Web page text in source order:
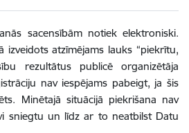
sacensībām notiek elektroniski.
izveidots atzīmējams lauks “piekrītu,
rezultātus publicē organizētāja
nav iespējams pabeigt, ja šis
Minētajā situācijā piekrišana nav
sniegtu un līdz ar to neatbilst Datu